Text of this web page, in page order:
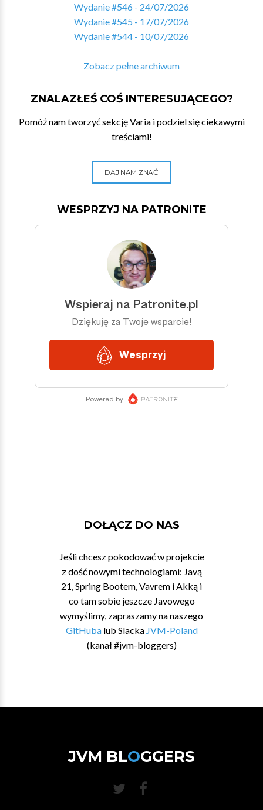
Wydanie #546 - 24/07/2026
Wydanie #545 - 17/07/2026
Wydanie #544 - 10/07/2026
Zobacz pełne archiwum
ZNALAZŁEŚ COŚ INTERESUJĄCEGO?
Pomóż nam tworzyć sekcję Varia i podziel się ciekawymi
treściami!
DAJ NAM ZNAĆ
WESPRZYJ NA PATRONITE
DOŁĄCZ DO NAS
Jeśli chcesz pokodować w projekcie
z dość nowymi technologiami: Javą
21, Spring Bootem, Vavrem i Akką i
co tam sobie jeszcze Javowego
wymyślimy, zapraszamy na naszego
GitHubalub Slacka JVM-Poland
(kanał #jvm-bloggers)
JVM BLOGGERS